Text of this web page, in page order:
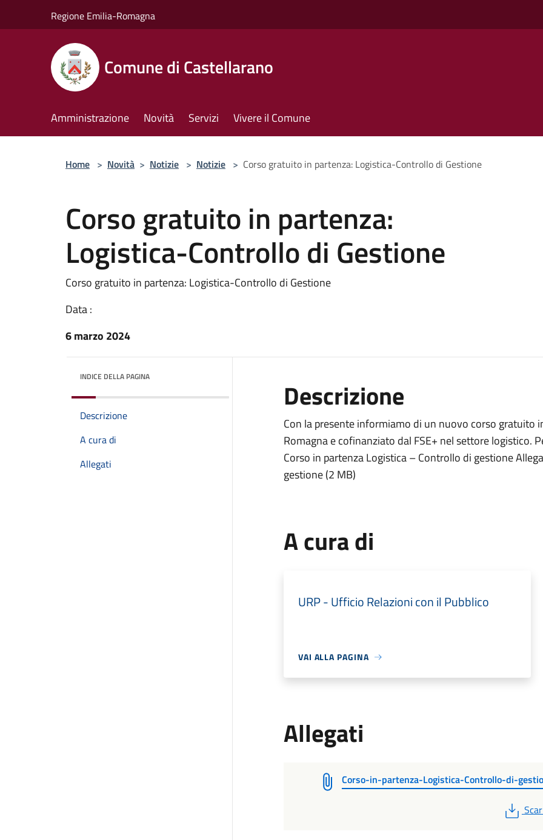
Regione Emilia-Romagna
Comune di Castellarano
Amministrazione Novità Servizi Vivere il Comune
Home > Novità > Notizie > Notizie > Corso gratuito in partenza: Logistica-Controllo di Gestione
Corso gratuito in partenza:
Logistica-Controllo di Gestione
Corso gratuito in partenza: Logistica-Controllo di Gestione
Data :
6 marzo 2024
INDICE DELLA PAGINA
Descrizione
A cura di
Allegati
Descrizione
Con la presente informiamo di un nuovo corso gratuito
Romagna e cofinanziato dal FSE+ nel settore logistico.
Corso in partenza Logistica – Controllo di gestione
gestione (2 MB)
A cura di
URP - Ufficio Relazioni con il Pubblico
VAI ALLA PAGINA
Allegati
Corso-in-partenza-Logistica-Controllo-di-
PDF